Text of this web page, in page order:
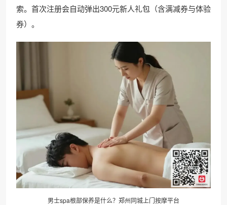
索。首次注册会自动弹出300元新人礼包（含满减券与体验
券）。
男士spa根部保养是什么？郑州同城上门按摩平台